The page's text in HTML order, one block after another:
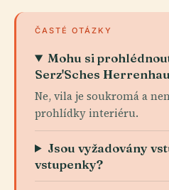
ČASTÉ OTÁZKY
Mohu si
Serz'Sches
Ne, vila je soukromá a
prohlídky interiéru.
Jsou vyžadovány
vstupenky?